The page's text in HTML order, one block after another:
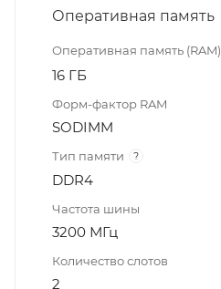
Оперативная память
Оперативная память (RAM)
16 ГБ
Форм-фактор RAM
SODIMM
Тип памяти ?
DDR4
Частота шины
3200 МГц
Количество слотов
2